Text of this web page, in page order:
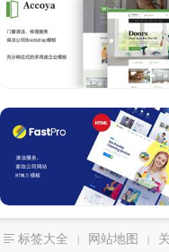
标签大全 | 网站地图 |